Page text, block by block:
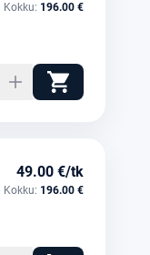
Kokku: 196.00 €
49.00 €/tk
Kokku: 196.00 €